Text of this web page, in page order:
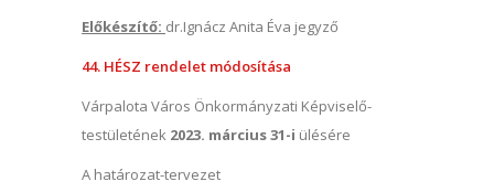
Előkészítő: dr.Ignácz Anita Éva jegyző
44. HÉSZ rendelet módosítása
Várpalota Város Önkormányzati Képviselő-
testületének 2023. március 31-i ülésére
A határozat-tervezet